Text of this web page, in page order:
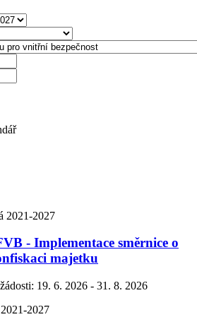
2021-2027
- Implementace směrnice o
majetku
19. 6. 2026 - 31. 8. 2026
2021-2027